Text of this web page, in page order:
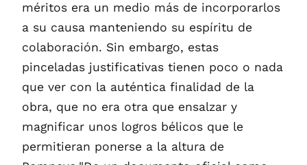
méritos era un medio más de incorporarlos
a su causa manteniendo su espíritu de
colaboración. Sin embargo, estas
pinceladas justificativas tienen poco o nada
que ver con la auténtica finalidad de la
obra, que no era otra que ensalzar y
magnificar unos logros bélicos que le
permitieran ponerse a la altura de